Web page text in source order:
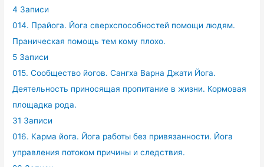
4 Записи
014. Прайога. Йога сверхспособностей помощи людям.
Праническая помощь тем кому плохо.
5 Записи
015. Сообщество йогов. Сангха Варна Джати Йога.
Деятельность приносящая пропитание в жизни. Кормовая
площадка рода.
31 Записи
016. Карма йога. Йога работы без привязанности. Йога
управления потоком причины и следствия.